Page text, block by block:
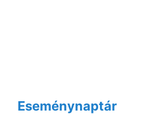
Eseménynaptár